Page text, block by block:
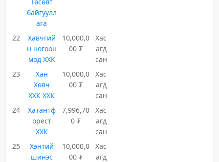
байгуулл
ага
22
Хавчгий
н ногоон
мод ХХК
10,000,0
00 ₮
Хас
агд
сан
23
Хан
Хөвч
ХХК ХХК
10,000,0
00 ₮
Хас
агд
сан
24
Хатантф
орест
ХХК
7,996,70
0 ₮
Хас
агд
сан
25
Хэнтий
шинэс
10,000,0
00 ₮
Хас
агд